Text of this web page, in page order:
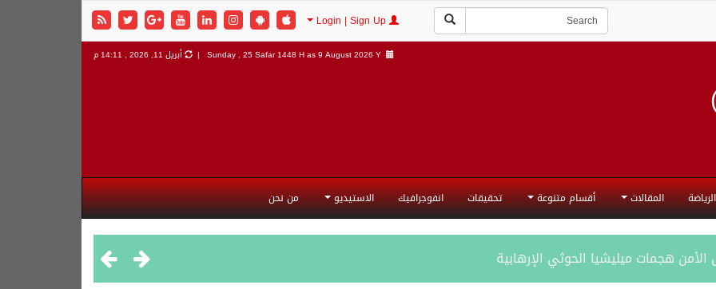
Sunday , 25 Safar 1448 H as9 August 2026 Y | أبريل 11, 2026 , 14:11 م
الرياضة المقالات أقسام متنوعة تحقيقات انفوجرافيك الاستيديو من نحن
هجمات ميليشيا الحوثي الإرهابية